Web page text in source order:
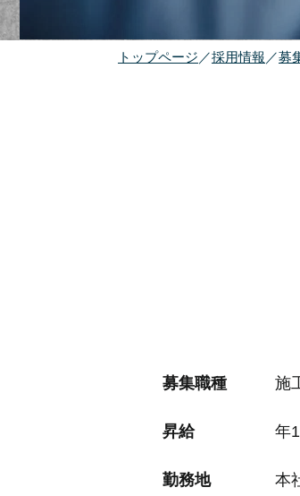
​トップページ／採用情報​／募
募集職種 施工
昇給年1回（
勤務地本社・